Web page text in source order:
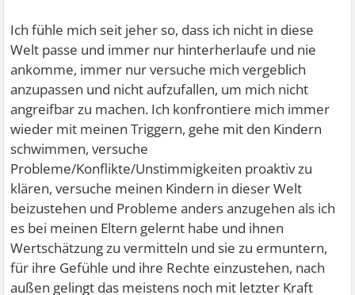
Ich fühle mich seit jeher so, dass ich nicht in diese
Welt passe und immer nur hinterherlaufe und nie
ankomme, immer nur versuche mich vergeblich
anzupassen und nicht aufzufallen, um mich nicht
angreifbar zu machen. Ich konfrontiere mich immer
wieder mit meinen Triggern, gehe mit den Kindern
schwimmen, versuche
Probleme/Konflikte/Unstimmigkeiten proaktiv zu
klären, versuche meinen Kindern in dieser Welt
beizustehen und Probleme anders anzugehen als ich
es bei meinen Eltern gelernt habe und ihnen
Wertschätzung zu vermitteln und sie zu ermuntern,
für ihre Gefühle und ihre Rechte einzustehen, nach
außen gelingt das meistens noch mit letzter Kraft